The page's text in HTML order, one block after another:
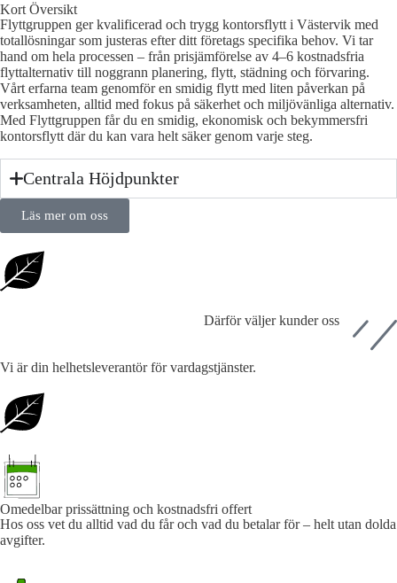
Kort Översikt
Flyttgruppen ger kvalificerad och trygg kontorsflytt i Västervik med
totallösningar som justeras efter ditt företags specifika behov. Vi tar
hand om hela processen – från prisjämförelse av 4–6 kostnadsfria
flyttalternativ till noggrann planering, flytt, städning och förvaring.
Vårt erfarna team genomför en smidig flytt med liten påverkan på
verksamheten, alltid med fokus på säkerhet och miljövänliga alternativ.
Med Flyttgruppen får du en smidig, ekonomisk och bekymmersfri
kontorsflytt där du kan vara helt säker genom varje steg.
Centrala Höjdpunkter
Läs mer om oss
Därför väljer kunder oss
Vi är din helhetsleverantör för vardagstjänster.
Omedelbar prissättning och kostnadsfri offert
Hos oss vet du alltid vad du får och vad du betalar för – helt utan dolda
avgifter.